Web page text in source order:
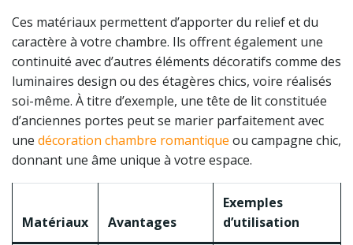
Ces matériaux permettent d’apporter du relief et du
caractère à votre chambre. Ils offrent également une
continuité avec d’autres éléments décoratifs comme des
luminaires design ou des étagères chics, voire réalisés
soi-même. À titre d’exemple, une tête de lit constituée
d’anciennes portes peut se marier parfaitement avec
une décoration chambre romantique ou campagne chic,
donnant une âme unique à votre espace.
Matériaux Avantages
Exemples
d’utilisation